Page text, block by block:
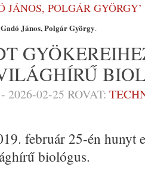
POLGÁR GYÖRGY’
Gadó János, Polgár György.
- 2026-02-25 ROVAT:
február 25-én hunyt
biológus.